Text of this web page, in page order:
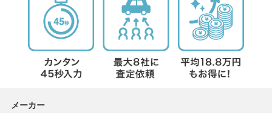
メーカー